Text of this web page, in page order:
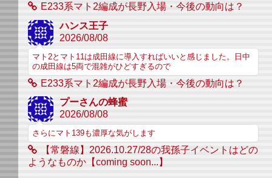
E233系マト2編成が長野入場・今後の動向は？
ハンス王子
2026/08/08
マト2とマト11は成田線に導入すればいいと感じました。日中
の成田線は5両で混雑がひどすぎるので
E233系マト2編成が長野入場・今後の動向は？
プーさんの蜂蜜
2026/08/08
さらにマト139も濃厚な気がします
【常磐線】2026.10.27/28の我孫子イベントはどの
ようなものか【coming soon...】